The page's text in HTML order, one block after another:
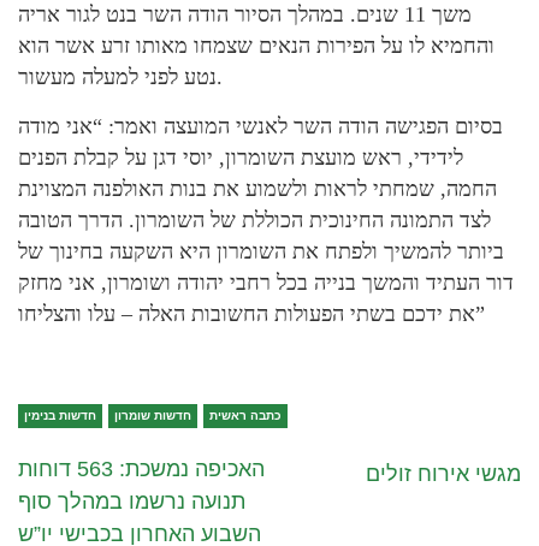
משך 11 שנים. במהלך הסיור הודה השר בנט לגור אריה
והחמיא לו על הפירות הנאים שצמחו מאותו זרע אשר הוא
נטע לפני למעלה מעשור.
בסיום הפגישה הודה השר לאנשי המועצה ואמר: “אני מודה
לידידי, ראש מועצת השומרון, יוסי דגן על קבלת הפנים
החמה, שמחתי לראות ולשמוע את בנות האולפנה המצוינת
לצד התמונה החינוכית הכוללת של השומרון. הדרך הטובה
ביותר להמשיך ולפתח את השומרון היא השקעה בחינוך של
דור העתיד והמשך בנייה בכל רחבי יהודה ושומרון, אני מחזק
את ידכם בשתי הפעולות החשובות האלה – עלו והצליחו”
חדשות בנימין חדשות שומרון כתבה ראשית
האכיפה נמשכת: 563 דוחות
תנועה נרשמו במהלך סוף
השבוע האחרון בכבישי יו”ש
מגשי אירוח זולים